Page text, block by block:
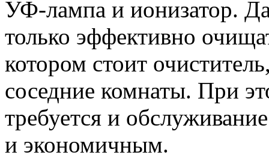
УФ-лампа и ионизатор.
только эффективно
котором стоит
соседние комнаты. При
требуется и
и экономичным.